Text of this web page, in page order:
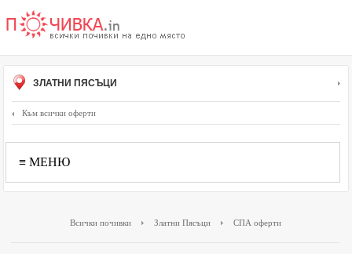
ЗЛАТНИ ПЯСЪЦИ
Към всички оферти
≡ МЕНЮ
Всички почивки Златни Пясъци СПА оферти